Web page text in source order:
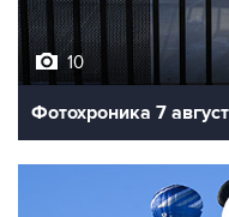
10
Фотохроника 7 августа